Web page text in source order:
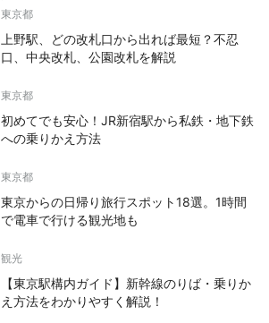
東京都
上野駅、どの改札口から出れば最短？不忍
口、中央改札、公園改札を解説
東京都
初めてでも安心！JR新宿駅から私鉄・地下鉄
への乗りかえ方法
東京都
東京からの日帰り旅行スポット18選。1時間
で電車で行ける観光地も
観光
【東京駅構内ガイド】新幹線のりば・乗りか
え方法をわかりやすく解説！